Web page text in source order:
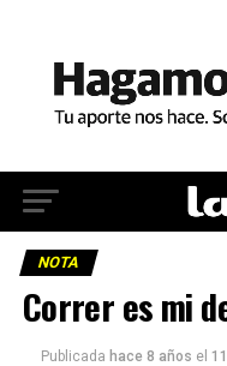
NOTA
Correr es mi
Publicada hace 8 años el